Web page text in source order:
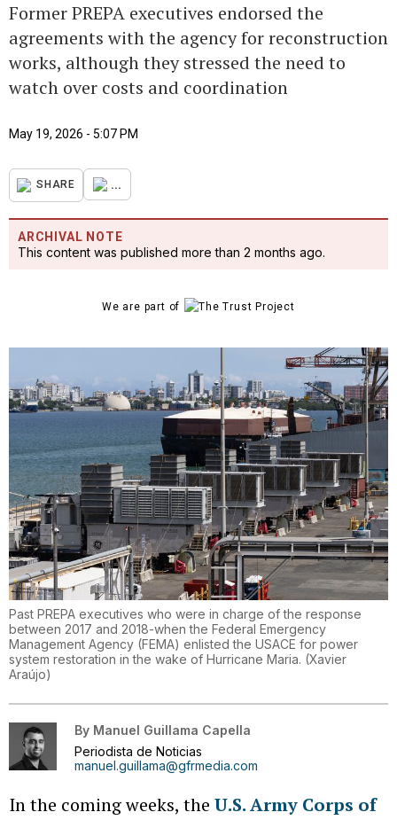
Former PREPA executives endorsed the
agreements with the agency for reconstruction
works, although they stressed the need to
watch over costs and coordination
May 19, 2026 - 5:07 PM
SHARE ...
ARCHIVAL NOTE
This content was published more than 2 months ago.
We are part of
Past PREPA executives who were in charge of the response
between 2017 and 2018-when the Federal Emergency
Management Agency (FEMA) enlisted the USACE for power
system restoration in the wake of Hurricane Maria. (Xavier
Araújo)
By Manuel Guillama Capella
Periodista de Noticias
manuel.guillama@gfrmedia.com
In the coming weeks, the U.S. Army Corps of